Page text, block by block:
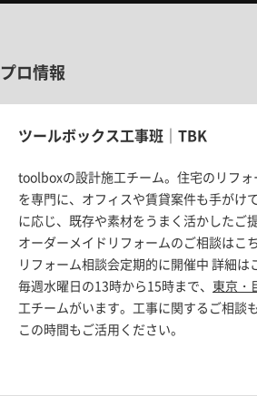
プロ情報
ツールボックス工事班｜TBK
toolboxの設計施工チーム。住宅のリフ
を専門に、オフィスや賃貸案件も手がけ
に応じ、既存や素材をうまく活かしたご
オーダーメイドリフォームのご相談はこ
リフォーム相談会定期的に開催中 詳細
毎週水曜日の13時から15時まで、 東京・
工チームがいます。工事に関するご相談
この時間もご活用ください。